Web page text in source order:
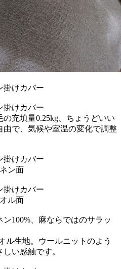
充填量0.25kg、ちょうどいい
で、気候や室温の変化で調整
ン面
ル面
100%、麻ならではのサラッ
ル生地。ウールニットのよう
い感触です。